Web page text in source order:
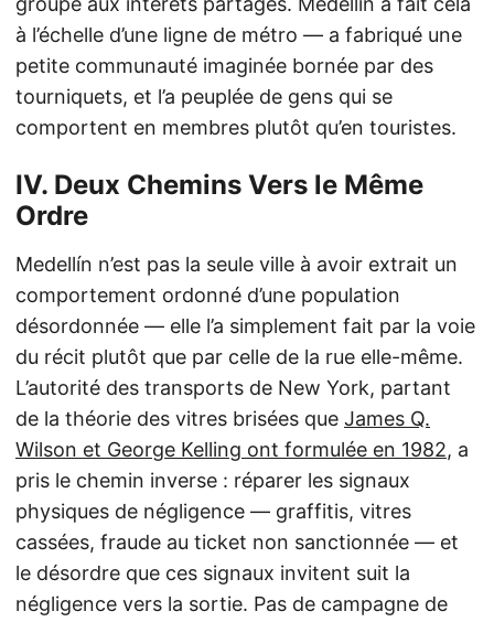
à l’échelle d’une ligne de métro — a fabriqué une
petite communauté imaginée bornée par des
tourniquets, et l’a peuplée de gens qui se
comportent en membres plutôt qu’en touristes.
IV. Deux Chemins Vers le Même
Ordre
Medellín n’est pas la seule ville à avoir extrait un
comportement ordonné d’une population
désordonnée — elle l’a simplement fait par la voie
du récit plutôt que par celle de la rue elle-même.
L’autorité des transports de New York, partant
de la théorie des vitres brisées que James Q.
Wilson et George Kelling ont formulée en 1982, a
pris le chemin inverse : réparer les signaux
physiques de négligence — graffitis, vitres
cassées, fraude au ticket non sanctionnée — et
le désordre que ces signaux invitent suit la
négligence vers la sortie. Pas de campagne de